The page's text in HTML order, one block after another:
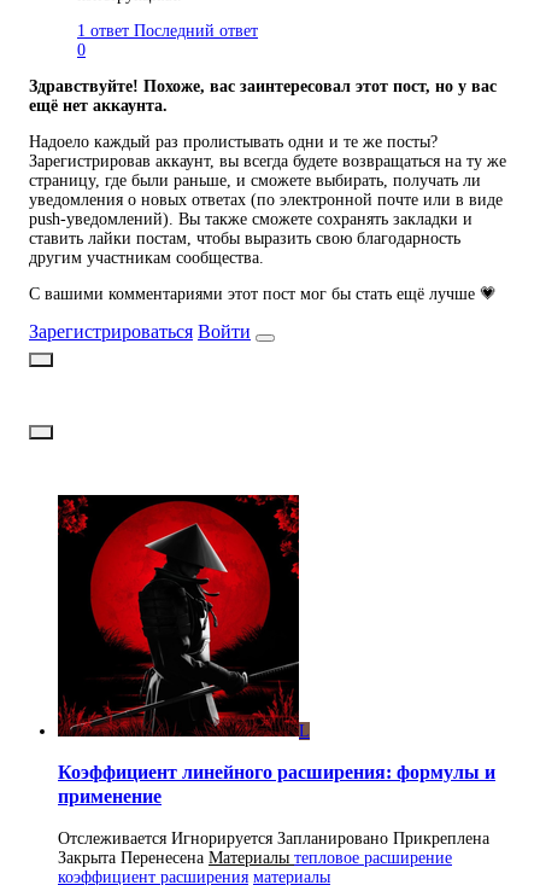
1 ответ Последний ответ
0
Здравствуйте! Похоже, вас заинтересовал этот пост, но у вас
ещё нет аккаунта.
Надоело каждый раз пролистывать одни и те же посты?
Зарегистрировав аккаунт, вы всегда будете возвращаться на ту же
страницу, где были раньше, и сможете выбирать, получать ли
уведомления о новых ответах (по электронной почте или в виде
push-уведомлений). Вы также сможете сохранять закладки и
ставить лайки постам, чтобы выразить свою благодарность
другим участникам сообщества.
С вашими комментариями этот пост мог бы стать ещё лучше 💗
Зарегистрироваться Войти
L
Коэффициент линейного расширения: формулы и
применение
Отслеживается Игнорируется Запланировано Прикреплена
Закрыта Перенесена Материалы тепловое расширение
коэффициент расширения материалы